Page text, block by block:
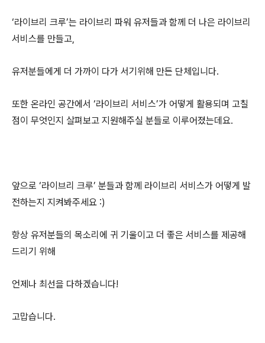
‘라이브리 크루’는 라이브리 파워 유저들과 함께 더 나은 라이브리
서비스를 만들고,
유저분들에게 더 가까이 다가 서기위해 만든 단체입니다.
또한 온라인 공간에서 ‘라이브리 서비스’가 어떻게 활용되며 고칠
점이 무엇인지 살펴보고 지원해주실 분들로 이루어졌는데요.
앞으로 ‘라이브리 크루’ 분들과 함께 라이브리 서비스가 어떻게 발
전하는지 지켜봐주세요 :)
항상 유저분들의 목소리에 귀 기울이고 더 좋은 서비스를 제공해
드리기 위해
언제나 최선을 다하겠습니다!
고맙습니다.